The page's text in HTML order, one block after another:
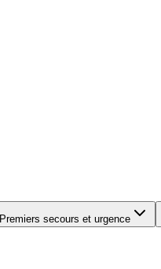
Premiers secours et urgence